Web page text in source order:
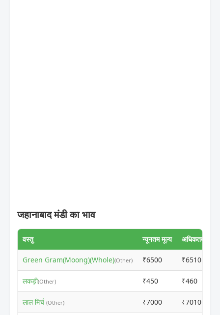
जहानाबाद मंडी का भाव
वस्तु न्यूनतम मूल्य अधिकतम मूल्य
Green Gram(Moong)(Whole)(Other) ₹6500 ₹6510
लकड़ी(Other) ₹450 ₹460
लाल मिर्च (Other) ₹7000 ₹7010